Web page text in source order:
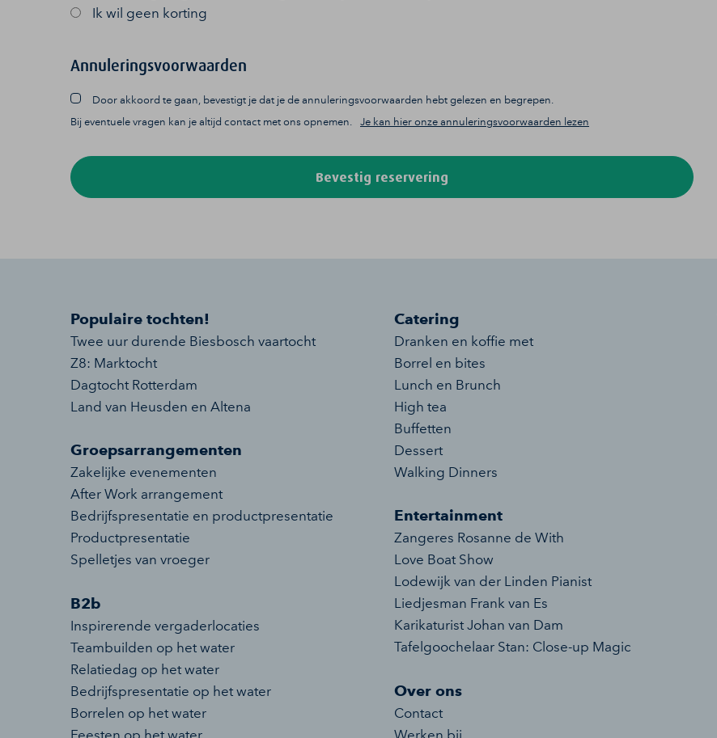
Ik wil geen korting
Annuleringsvoorwaarden
Door akkoord te gaan, bevestigt je dat je de annuleringsvoorwaarden hebt gelezen en begrepen.
Bij eventuele vragen kan je altijd contact met ons opnemen.
Je kan hier onze annuleringsvoorwaarden lezen
Bevestig reservering
Populaire tochten!
Twee uur durende Biesbosch vaartocht
Z8: Marktocht
Dagtocht Rotterdam
Land van Heusden en Altena
Groepsarrangementen
Zakelijke evenementen
After Work arrangement
Bedrijfspresentatie en productpresentatie
Productpresentatie
Spelletjes van vroeger
B2b
Inspirerende vergaderlocaties
Teambuilden op het water
Relatiedag op het water
Bedrijfspresentatie op het water
Borrelen op het water
Feesten op het water
Catering
Dranken en koffie met
Borrel en bites
Lunch en Brunch
High tea
Buffetten
Dessert
Walking Dinners
Entertainment
Zangeres Rosanne de With
Love Boat Show
Lodewijk van der Linden Pianist
Liedjesman Frank van Es
Karikaturist Johan van Dam
Tafelgoochelaar Stan: Close-up Magic
Over ons
Contact
Werken bij